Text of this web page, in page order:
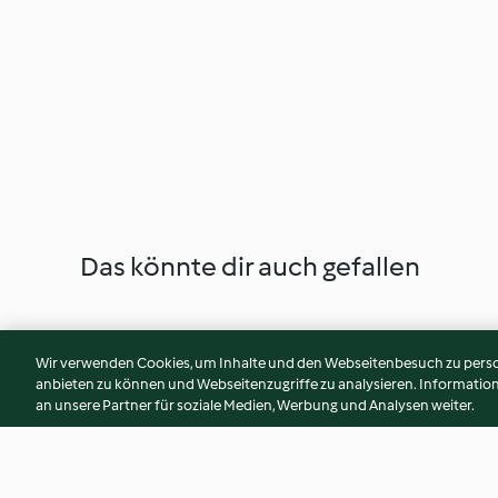
Das könnte dir auch gefallen
Wir verwenden Cookies, um Inhalte und den Webseitenbesuch zu
anbieten zu können und Webseitenzugriffe zu analysieren.
an unsere Partner für soziale Medien, Werbung und Analysen weiter.